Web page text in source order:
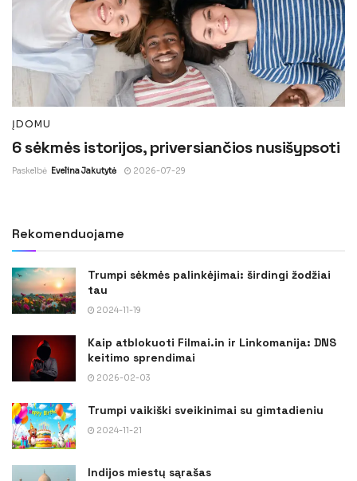
ĮDOMU
6 sėkmės istorijos, priversiančios nusišypsoti
Paskelbė Evelina Jakutytė 2026-07-29
Rekomenduojame
Trumpi sėkmės palinkėjimai: širdingi žodžiai
tau
2024-11-19
Kaip atblokuoti Filmai.in ir Linkomanija: DNS
keitimo sprendimai
2026-02-03
Trumpi vaikiški sveikinimai su gimtadieniu
2024-11-21
Indijos miestų sąrašas